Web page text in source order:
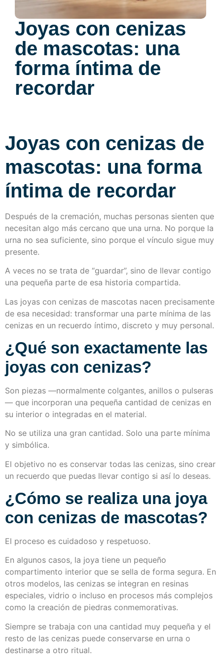
Joyas con cenizas
de mascotas: una
forma íntima de
recordar
Joyas con cenizas de
mascotas: una forma
íntima de recordar
Después de la cremación, muchas personas sienten que
necesitan algo más cercano que una urna. No porque la
urna no sea suficiente, sino porque el vínculo sigue muy
presente.
A veces no se trata de “guardar”, sino de llevar contigo
una pequeña parte de esa historia compartida.
Las joyas con cenizas de mascotas nacen precisamente
de esa necesidad: transformar una parte mínima de las
cenizas en un recuerdo íntimo, discreto y muy personal.
¿Qué son exactamente las
joyas con cenizas?
Son piezas —normalmente colgantes, anillos o pulseras
— que incorporan una pequeña cantidad de cenizas en
su interior o integradas en el material.
No se utiliza una gran cantidad. Solo una parte mínima
y simbólica.
El objetivo no es conservar todas las cenizas, sino crear
un recuerdo que puedas llevar contigo si así lo deseas.
¿Cómo se realiza una joya
con cenizas de mascotas?
El proceso es cuidadoso y respetuoso.
En algunos casos, la joya tiene un pequeño
compartimento interior que se sella de forma segura. En
otros modelos, las cenizas se integran en resinas
especiales, vidrio o incluso en procesos más complejos
como la creación de piedras conmemorativas.
Siempre se trabaja con una cantidad muy pequeña y el
resto de las cenizas puede conservarse en urna o
destinarse a otro ritual.